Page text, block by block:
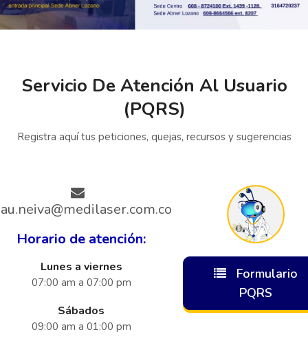
Servicio De Atención Al Usuario
(PQRS)
Registra aquí tus peticiones, quejas, recursos y sugerencias
Horario de atención:
Lunes a viernes
07:00 am a 07:00 pm
Sábados
09:00 am a 01:00 pm
Formulario
PQRS